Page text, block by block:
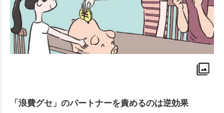
「浪費グセ」のパートナーを責めるのは逆効果